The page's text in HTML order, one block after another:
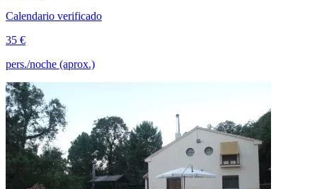
Calendario verificado
35 €
pers./noche (aprox.)